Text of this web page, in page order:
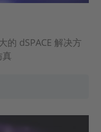
的 dSPACE 解决方
真